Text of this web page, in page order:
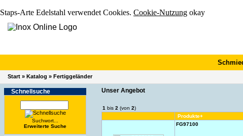
Staps-Arte Edelstahl verwendet Cookies. Cookie-Nutzung okay
Start » Katalog » Fertiggeländer
Schnell­suche
Suchwort...
Erwei­terte Suche
Unser Angebot
1 bis 2 (von 2)
Produkte+
FG97100